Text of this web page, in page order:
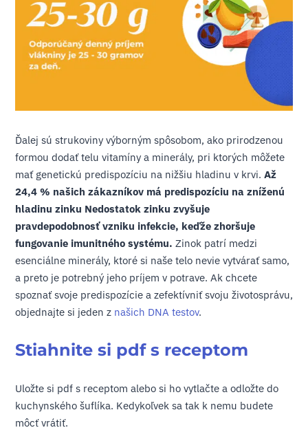
Ďalej sú strukoviny výborným spôsobom, ako prirodzenou
formou dodať telu vitamíny a minerály, pri ktorých môžete
mať genetickú predispozíciu na nižšiu hladinu v krvi. Až
24,4 % našich zákazníkov má predispozíciu na zníženú
hladinu zinku Nedostatok zinku zvyšuje
pravdepodobnosť vzniku infekcie, keďže zhoršuje
fungovanie imunitného systému. Zinok patrí medzi
esenciálne minerály, ktoré si naše telo nevie vytvárať samo,
a preto je potrebný jeho príjem v potrave. Ak chcete
spoznať svoje predispozície a zefektívniť svoju životosprávu,
objednajte si jeden z našich DNA testov.
Stiahnite si pdf s receptom
Uložte si pdf s receptom alebo si ho vytlačte a odložte do
kuchynského šuflíka. Kedykoľvek sa tak k nemu budete
môcť vrátiť.